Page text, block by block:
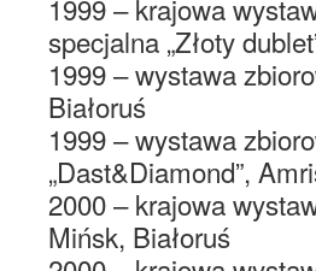
1999 – krajowa
specjalna „Złoty
1999 – wystawa
Białoruś
1999 – wystawa
„Dast&Diamond”,
2000 – krajowa
Mińsk, Białoruś